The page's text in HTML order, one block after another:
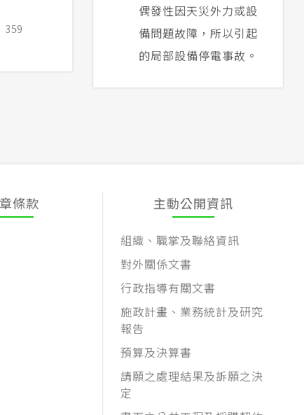
359
偶發性因天災外力或設
備問題故障，所以引起
的局部設備停電事故。
條款 主動公開資訊
組織、職掌及聯絡資訊
對外關係文書
行政指導有關文書
施政計畫、業務統計及研究
報告
預算及決算書
請願之處理結果及訴願之決
定